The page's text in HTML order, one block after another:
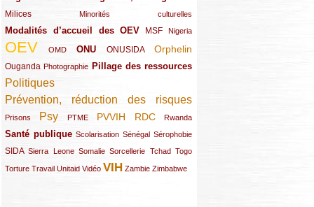
Milices
(34/289) Minorités culturelles
(15/289)
Modalités d’accueil des OEV
(58/289) MSF
(54/289) Nigeria
(27/289)
OEV
(269/289) OMD
(26/289) ONU
(58/289) ONUSIDA
(44/289) Orphelin
(112/289)
Ouganda
(29/289) Photographie
(27/289) Pillage des ressources
(77/289)
Politiques
(120/289)
Prévention, réduction des risques
(131/289)
Prisons
(22/289) Psy
(119/289) PTME
(12/289) PVVIH
(111/289) RDC
(104/289) Rwanda
(23/289)
Santé publique
(59/289) Scolarisation
(9/289) Sénégal
(13/289) Sérophobie
(19/289)
SIDA
(29/289)Sierra Leone
(13/289) Somalie
(12/289) Sorcellerie
(19/289) Tchad
(10/289) Togo
(15/289)
Torture
(17/289)Travail
(21/289) Unitaid
(26/289) Vidéo
(23/289) VIH
(154/289) Zambie
(12/289) Zimbabwe
(21/289)